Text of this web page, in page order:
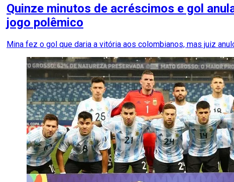
Quinze minutos de acréscimos e gol
jogo polêmico
Mina fez o gol que daria a vitória aos colombianos, mas juiz